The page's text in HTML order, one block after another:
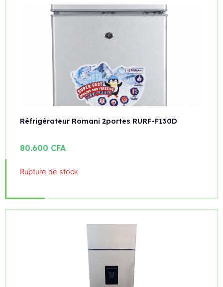
Réfrigérateur Romani 2portes RURF-F130D
80.600 CFA
Rupture de stock